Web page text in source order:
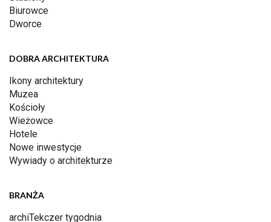
Biurowce
Dworce
DOBRA ARCHITEKTURA
Ikony architektury
Muzea
Kościoły
Wieżowce
Hotele
Nowe inwestycje
Wywiady o architekturze
BRANŻA
archiTekczer tygodnia